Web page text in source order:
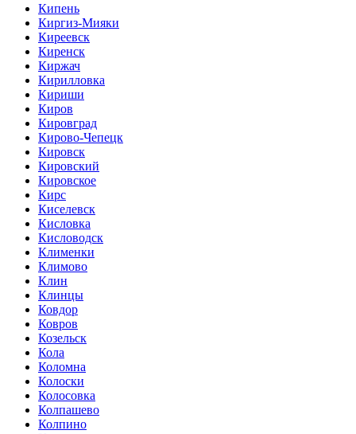
Кипень
Киргиз-Мияки
Киреевск
Киренск
Киржач
Кирилловка
Кириши
Киров
Кировград
Кирово-Чепецк
Кировск
Кировский
Кировское
Кирс
Киселевск
Кисловка
Кисловодск
Клименки
Климово
Клин
Клинцы
Ковдор
Ковров
Козельск
Кола
Коломна
Колоски
Колосовка
Колпашево
Колпино